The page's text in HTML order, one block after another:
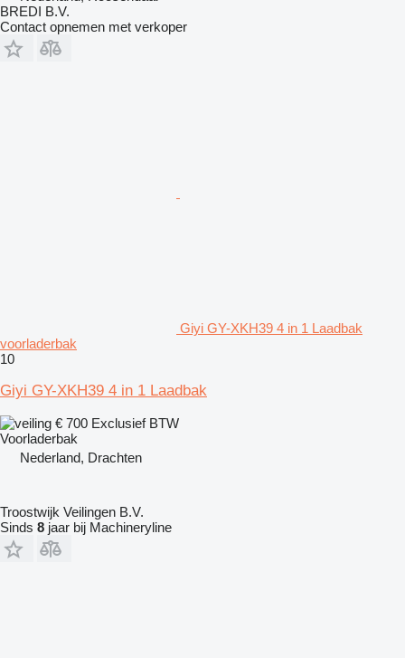
BREDI B.V.
Contact opnemen met verkoper
Giyi GY-XKH39 4 in 1 Laadbak
voorladerbak
10
Giyi GY-XKH39 4 in 1 Laadbak
€ 700 Exclusief BTW
Voorladerbak
Nederland, Drachten
Troostwijk Veilingen B.V.
Sinds 8 jaar bij Machineryline